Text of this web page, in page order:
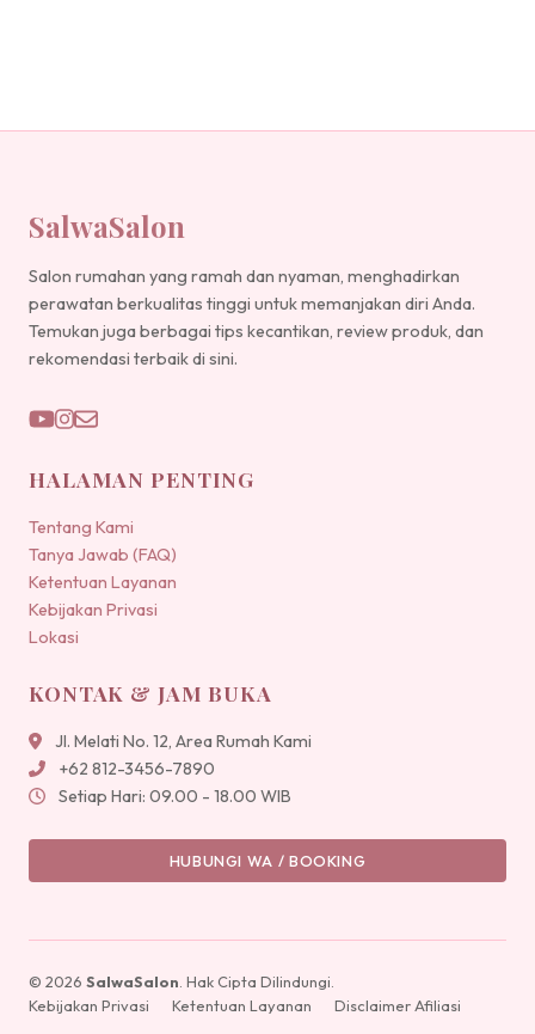
SalwaSalon
Salon rumahan yang ramah dan nyaman, menghadirkan
perawatan berkualitas tinggi untuk memanjakan diri Anda.
Temukan juga berbagai tips kecantikan, review produk, dan
rekomendasi terbaik di sini.
HALAMAN PENTING
Tentang Kami
Tanya Jawab (FAQ)
Ketentuan Layanan
Kebijakan Privasi
Lokasi
KONTAK & JAM BUKA
Jl. Melati No. 12, Area Rumah Kami
+62 812-3456-7890
Setiap Hari: 09.00 - 18.00 WIB
HUBUNGI WA / BOOKING
© 2026 SalwaSalon . Hak Cipta Dilindungi.
Kebijakan Privasi
Ketentuan Layanan Disclaimer Afiliasi